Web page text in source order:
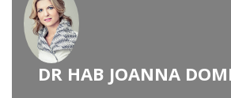
DR HAB JOANNA